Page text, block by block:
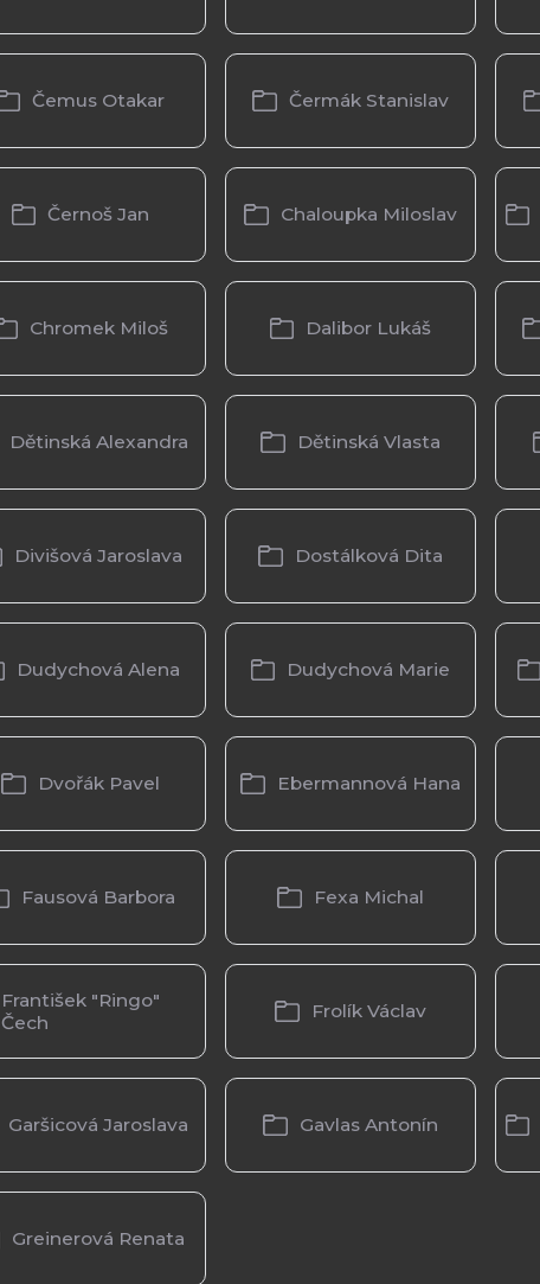
Čemus Otakar Čermák Stanislav
Černoš Jan Chaloupka Miloslav
Chromek Miloš Dalibor Lukáš
Dětinská Alexandra Dětinská Vlasta
Divišová Jaroslava Dostálková Dita
Dudychová Alena Dudychová Marie
Dvořák Pavel Ebermannová Hana
Fausová Barbora Fexa Michal
František "Ringo"
Čech
Frolík Václav
Garšicová Jaroslava Gavlas Antonín
Greinerová Renata